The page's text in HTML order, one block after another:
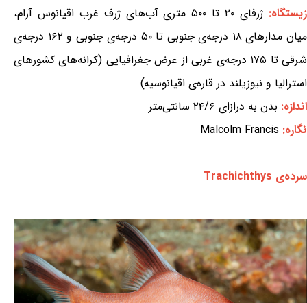
زیستگاه:
ژرفای ۲۰ تا ۵۰۰ متری آب‌های ژرف غرب اقیانوس آرام،
میان مدارهای ۱۸ درجه‌ی جنوبی تا ۵۰ درجه‌ی جنوبی و ۱۶۲ درجه‌ی
شرقی تا ۱۷۵ درجه‌ی غربی از عرض جغرافیایی (کرانه‌های کشورهای
استرالیا و نیوزیلند در قاره‌ی اقیانوسیه)
اندازه: بدن به درازای ۲۴/۶ سانتی‌متر
نگاره: Malcolm Francis
سرده‌ی Trachichthys